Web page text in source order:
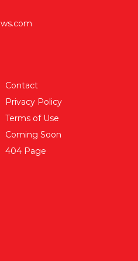
Contact
Privacy Policy
Terms of Use
Coming Soon
404 Page